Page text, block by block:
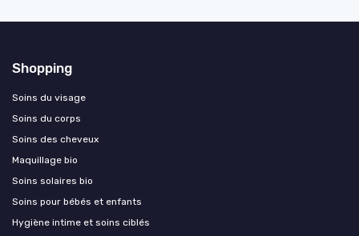
Shopping
Soins du visage
Soins du corps
Soins des cheveux
Maquillage bio
Soins solaires bio
Soins pour bébés et enfants
Hygiène intime et soins ciblés